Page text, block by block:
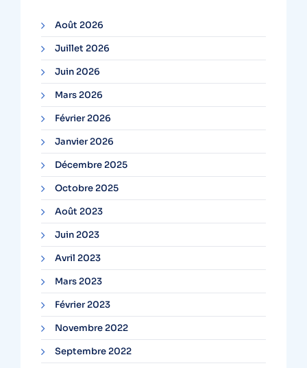
Août 2026
Juillet 2026
Juin 2026
Mars 2026
Février 2026
Janvier 2026
Décembre 2025
Octobre 2025
Août 2023
Juin 2023
Avril 2023
Mars 2023
Février 2023
Novembre 2022
Septembre 2022